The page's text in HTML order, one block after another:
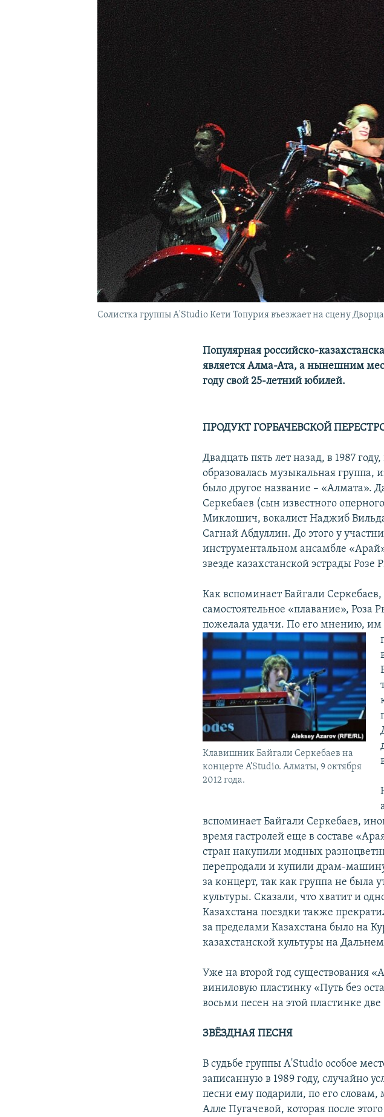
Солистка группы A'Studio Кети Топурия въезжает на сцену
Популярная российско-
является Алма-Ата, а нынешним
году свой 25-летний юбилей.
ПРОДУКТ ГОРБАЧЕВСКОЙ
Двадцать пять лет назад, в 1987
образовалась музыкальная группа,
было другое название – «Алмата».
Серкебаев (сын известного
Миклошич, вокалист Наджиб
Сагнай Абдуллин. До этого у
инструментальном ансамбле
звезде казахстанской эстрады Розе
Как вспоминает Байгали
самостоятельное «плавание»,
пожелала удачи. По его мнению, им
Клавишник Байгали Серкебаев на
концерте A’Studio. Алматы, 9 октября
2012 года.
вспоминает Байгали Серкебаев,
время гастролей еще в составе
стран накупили модных
перепродали и купили драм-
за концерт, так как группа не
культуры. Сказали, что хватит и
Казахстана поездки также
за пределами Казахстана было на
казахстанской культуры на
Уже на второй год существования
виниловую пластинку «Путь без
восьми песен на этой пластинке
ЗВЁЗДНАЯ ПЕСНЯ
В судьбе группы A'Studio особое
записанную в 1989 году, случайно
песни ему подарили, по его
Алле Пугачевой, которая после